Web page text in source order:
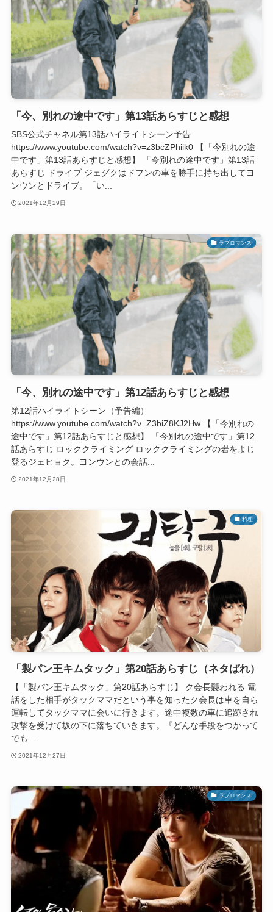
「今、別れの途中です」第13話あらすじと感想
SBS公式チャネル第13話ハイライトシーン予告
https://www.youtube.com/watch?v=z3bcZPhiik0 【「今別れの途
中です」第13話あらすじと感想】 「今別れの途中です」第13話
あらすじ ドライブ ジェグクはドフンの車を勝手に持ち出してヨ
ンウンとドライブ。「い...
2021年12月29日
ラブロマンス
「今、別れの途中です」第12話あらすじと感想
第12話ハイライトシーン（予告編）
https://www.youtube.com/watch?v=Z3biZ8KJ2Hw 【「今別れの
途中です」第12話あらすじと感想】 「今別れの途中です」第12
話あらすじ ロッククライミング ロッククライミングの岩をよじ
登るジェヒョク。ヨンウンとの会話...
2021年12月28日
料理
「製パン王キムタック」第20話あらすじ（ネタばれ）
【「製パン王キムタック」第20話あらすじ】 ク会長襲われる 電
話をした相手がタックママだという事を知ったク会長は車を自ら
運転してタックママに会いに行きます。途中複数の車に追跡され
攻撃を受けて坂の下に落ちていきます。『どんな手段をつかって
でも...
2021年12月27日
ラブロマンス